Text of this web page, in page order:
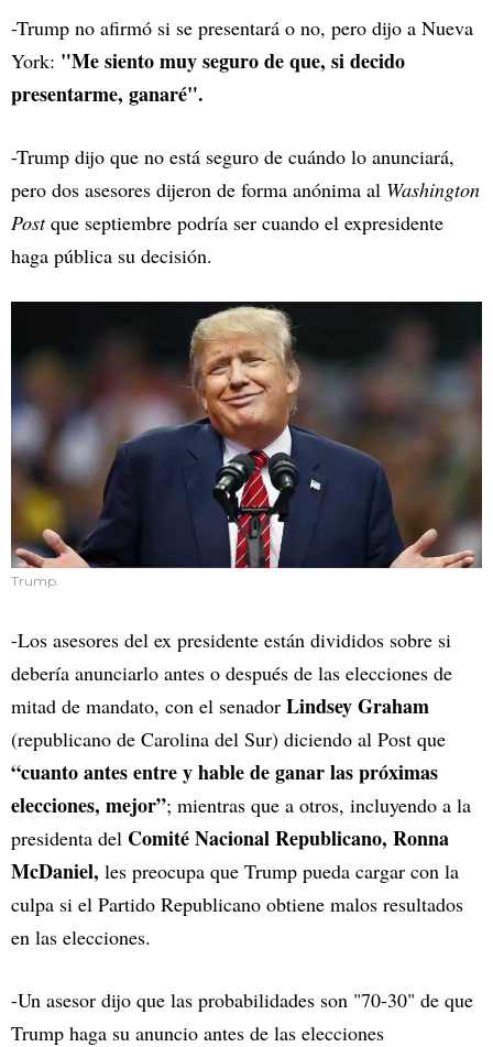
-Trump no afirmó si se presentará o no, pero dijo a Nueva
York: "Me siento muy seguro de que, si decido
presentarme, ganaré".
-Trump dijo que no está seguro de cuándo lo anunciará,
pero dos asesores dijeron de forma anónima al Washington
Postque septiembre podría ser cuando el expresidente
haga pública su decisión.
Trump.
-Los asesores del ex presidente están divididos sobre si
debería anunciarlo antes o después de las elecciones de
mitad de mandato, con el senador Lindsey Graham
(republicano de Carolina del Sur) diciendo al Post que
“cuanto antes entre y hable de ganar las próximas
elecciones, mejor”; mientras que a otros, incluyendo a la
presidenta del Comité Nacional Republicano, Ronna
McDaniel, les preocupa que Trump pueda cargar con la
culpa si el Partido Republicano obtiene malos resultados
en las elecciones.
-Un asesor dijo que las probabilidades son "70-30" de que
Trump haga su anuncio antes de las elecciones